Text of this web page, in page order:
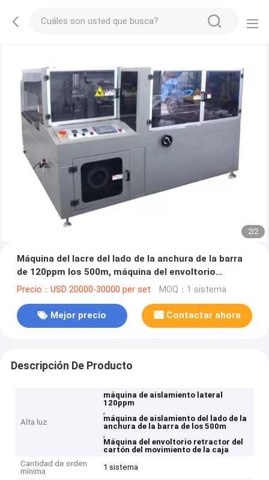
2/2
Máquina del lacre del lado de la anchura de la barra
de 120ppm los 500m, máquina del envoltorio
retractor del cartón del movimiento de la caja
Precio：USD 20000-30000 per set MOQ：1 sistema
Mejor precio Contactar ahora
Descripción De Producto
Alta luz
máquina de aislamiento lateral
120ppm
,
máquina de aislamiento del lado de la
anchura de la barra de los 500m
,
Máquina del envoltorio retractor del
cartón del movimiento de la caja
Cantidad de orden
mínima
1 sistema